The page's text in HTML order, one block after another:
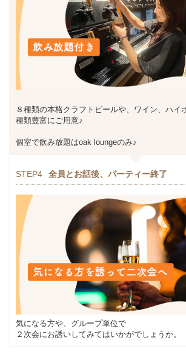
８種類の本格クラフトビールや、ワイン、ハイ
種類豊富にご用意♪
個室で飲み放題はoak loungeのみ♪
STEP4 全員とお話後、パーティー終了
気になる方や、グループ単位で
２次会にお誘いしてみてはいかがでしょうか。